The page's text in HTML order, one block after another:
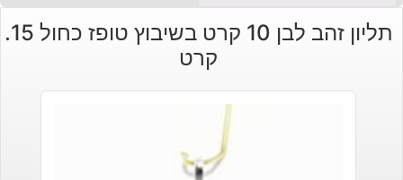
תליון זהב לבן 10 קרט בשיבוץ טופז כחול 15.
קרט